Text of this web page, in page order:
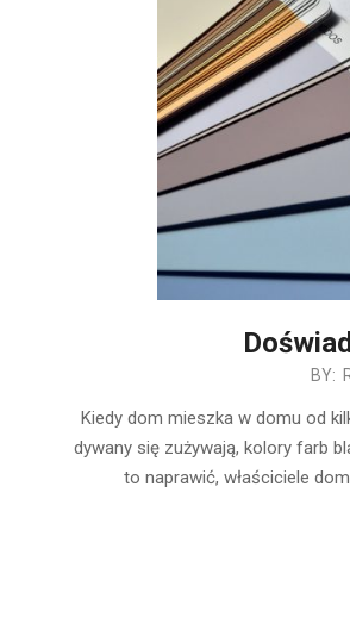
BY:
Kiedy dom mieszka w domu od
dywany się zużywają, kolory farb
to naprawić, właściciele